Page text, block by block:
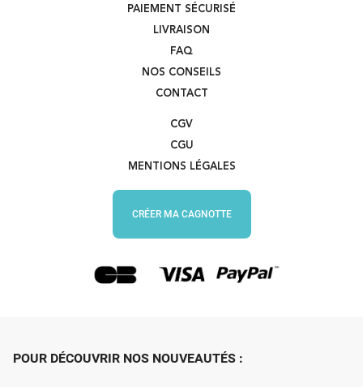
PAIEMENT SÉCURISÉ
LIVRAISON
FAQ
NOS CONSEILS
CONTACT
CGV
CGU
MENTIONS LÉGALES
CRÉER MA CAGNOTTE
POUR DÉCOUVRIR NOS NOUVEAUTÉS :